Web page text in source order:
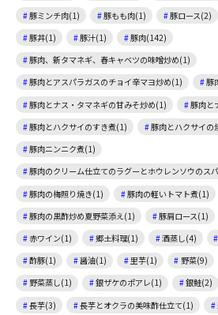
豚ミンチ肉(1)
豚もも肉(1) 豚ロース(2)
豚丼(1)
豚汁(1)
豚肉(142)
豚肉、新タマネギ、春キャベツの味噌炒め(1)
豚肉とアスパラガスのチョイ辛マヨ炒め(1)
豚
豚肉とナス・タマネギの甘みそ炒め(1)
豚肉と
豚肉とハクサイのすき煮(1)
豚肉とハクサイの
豚肉ニンニク煮(1)
豚肉のクリーム仕立てのラグーとホウレンソウのス
豚肉の梅照り焼き(1)
豚肉の軽いトマト煮(1)
豚肉の黒酢炒め夏野菜添え(1)
豚肩ロース(1)
赤ワイン(1)
郷土料理(1) 酒蒸し(4)
酢豚(1)
醤油(1) 里芋(1) 野菜(9)
野菜蒸し(1)
銀ザケのポアレ(1) 銀鮭(2)
長芋(3)
長芋とオクラの美味酢仕立て(1)